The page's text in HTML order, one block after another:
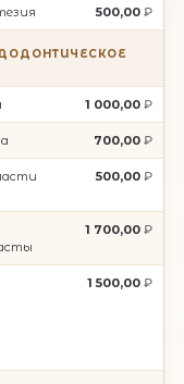
500,00
1 000,00
700,00
500,00
1 700,00
1 500,00